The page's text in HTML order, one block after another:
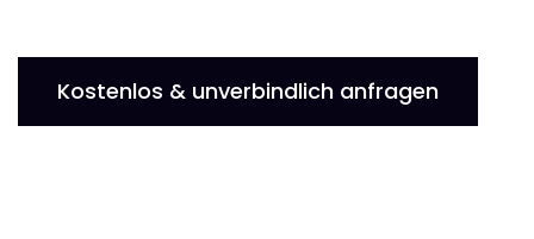
Kostenlos & unverbindlich anfragen